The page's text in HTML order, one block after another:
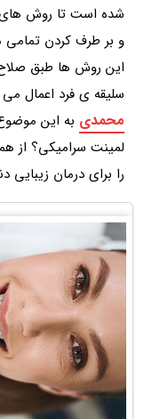
شده است تا روش های
و بر طرف کردن تمامی
این روش ها طبق صلاح
سلیقه ی فرد اعمال می
محمدی به این
لمینت سرامیکی؟ از
را برای درمان زیبایی